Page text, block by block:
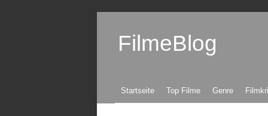
FilmeBlog
Zum Inhalt springen
Startseite Top Filme Genre